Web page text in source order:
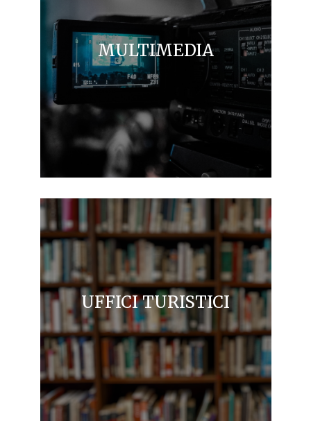
MULTIMEDIA
UFFICI TURISTICI